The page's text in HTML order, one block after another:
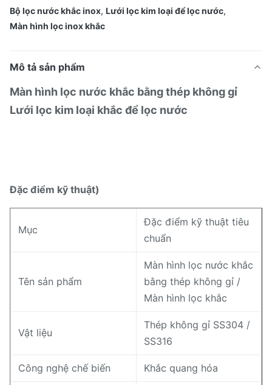
Bộ lọc nước khắc inox, Lưới lọc kim loại để lọc nước,
Màn hình lọc inox khắc
Mô tả sản phẩm
Màn hình lọc nước khắc bằng thép không gỉ
Lưới lọc kim loại khắc để lọc nước
Đặc điểm kỹ thuật)
Mục
Đặc điểm kỹ thuật tiêu
chuẩn
Tên sản phẩm
Màn hình lọc nước khắc
bằng thép không gỉ /
Màn hình lọc khắc
Vật liệu
Thép không gỉ SS304 /
SS316
Công nghệ chế biến Khắc quang hóa